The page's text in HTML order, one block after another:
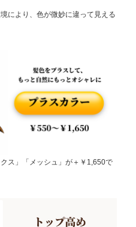
により、色が微妙に違って見える
ス」「メッシュ」が＋￥1,650で